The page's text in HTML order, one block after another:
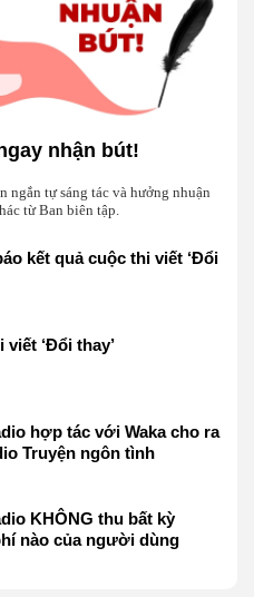
nhận bút!
ngắn tự sáng tác và hưởng nhuận
từ Ban biên tập.
kết quả cuộc thi viết ‘Đổi
viết ‘Đổi thay’
hợp tác với Waka cho ra
Truyện ngôn tình
KHÔNG thu bất kỳ
nào của người dùng